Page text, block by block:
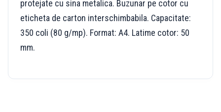
protejate cu sina metalica. Buzunar pe cotor cu
eticheta de carton interschimbabila. Capacitate:
350 coli (80 g/mp). Format: A4. Latime cotor: 50
mm.